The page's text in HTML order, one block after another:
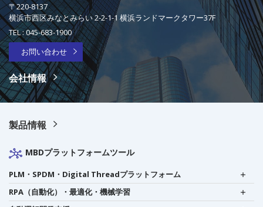
〒220-8137
横浜市西区みなとみらい 2-2-1-1 横浜ランドマークタワー37F
TEL :045-683-1900
お問い合わせ
会社情報
製品情報
MBDプラットフォームツール
PLM・SPDM・Digital Threadプラットフォーム
RPA（自動化）・最適化・機械学習